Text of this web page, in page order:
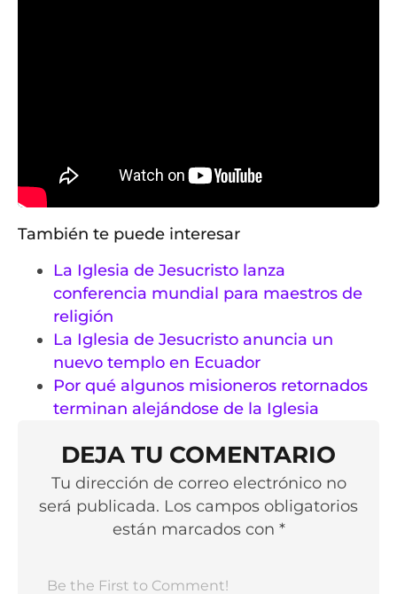
También te puede interesar
La Iglesia de Jesucristo lanza
conferencia mundial para maestros de
religión
La Iglesia de Jesucristo anuncia un
nuevo templo en Ecuador
Por qué algunos misioneros retornados
terminan alejándose de la Iglesia
DEJA TU COMENTARIO
Tu dirección de correo electrónico no
será publicada. Los campos obligatorios
están marcados con *